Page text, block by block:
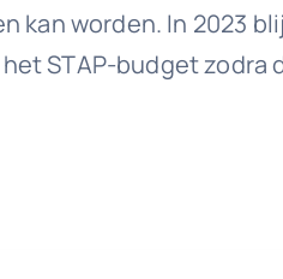
kan worden. In 2023
STAP-budget zodra